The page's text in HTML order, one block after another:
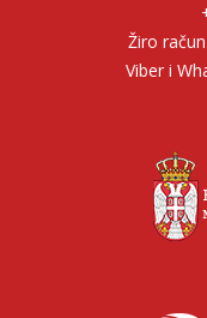
Žiro
Viber i